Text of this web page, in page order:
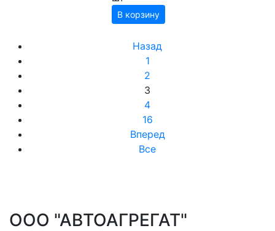
В корзину
Назад
1
2
3
4
16
Вперед
Все
ООО "АВТОАГРЕГАТ"